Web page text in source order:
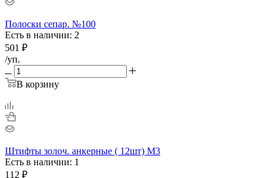
Полоски сепар. №100
Есть в наличии: 2
501 ₽
/уп.
В корзину
Штифты золоч. анкерные ( 12шт) М3
Есть в наличии: 1
112 ₽